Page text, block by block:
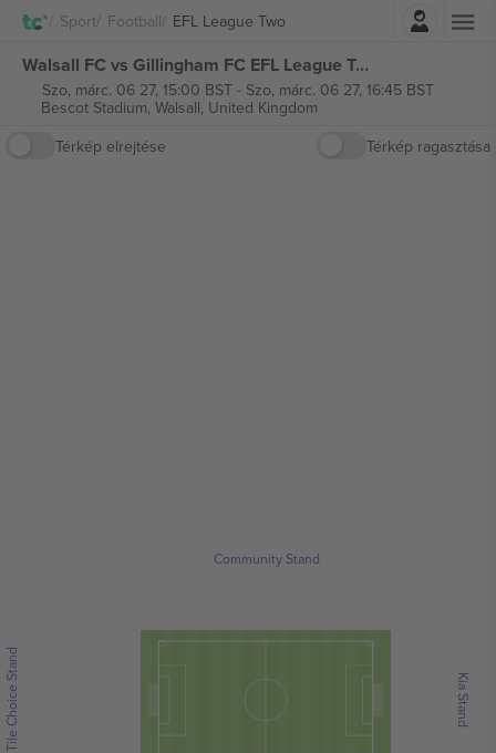
Sport Football EFL League TwoBelépés
Walsall FC vs Gillingham FC EFL League Two jegyek
Szo, márc. 06 27, 15:00 BST- Szo, márc. 06 27, 16:45 BST
Bescot Stadium, Walsall, United Kingdom
Térkép elrejtése
Térkép ragasztása
Community Stand
Kia Stand
Tile Choice Stand